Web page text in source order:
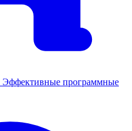
Эффективные программные